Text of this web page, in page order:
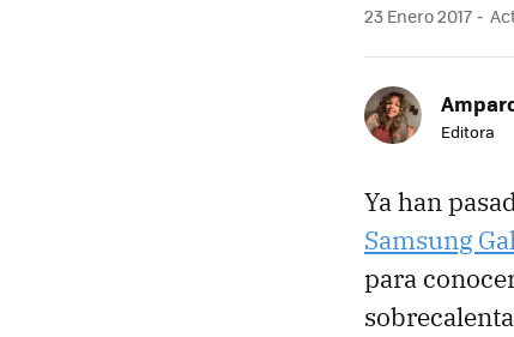
23 Enero 2017
Editora
Ya han
Samsung
para